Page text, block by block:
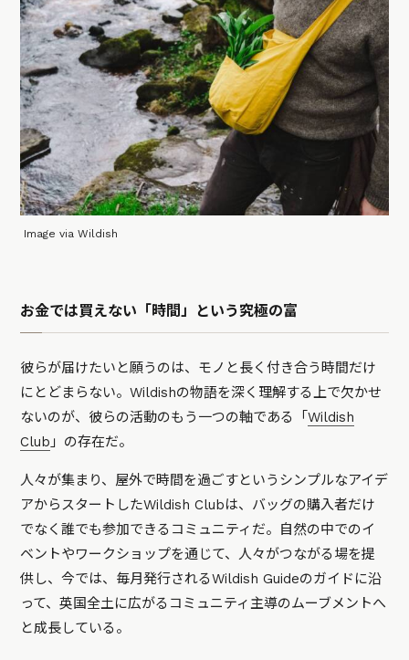
Image via Wildish
お金では買えない「時間」という究極の富
彼らが届けたいと願うのは、モノと長く付き合う時間だけ
にとどまらない。Wildishの物語を深く理解する上で欠かせ
ないのが、彼らの活動のもう一つの軸である「Wildish
Club 」の存在だ。
人々が集まり、屋外で時間を過ごすというシンプルなアイデ
アからスタートしたWildish Clubは、バッグの購入者だけ
でなく誰でも参加できるコミュニティだ。自然の中でのイ
ベントやワークショップを通じて、人々がつながる場を提
供し、今では、毎月発行されるWildish Guideのガイドに沿
って、英国全土に広がるコミュニティ主導のムーブメントへ
と成長している。